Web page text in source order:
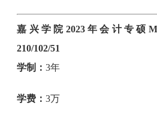
嘉兴学院2023年会计专硕
210/102/51
学制：3年
学费：3万